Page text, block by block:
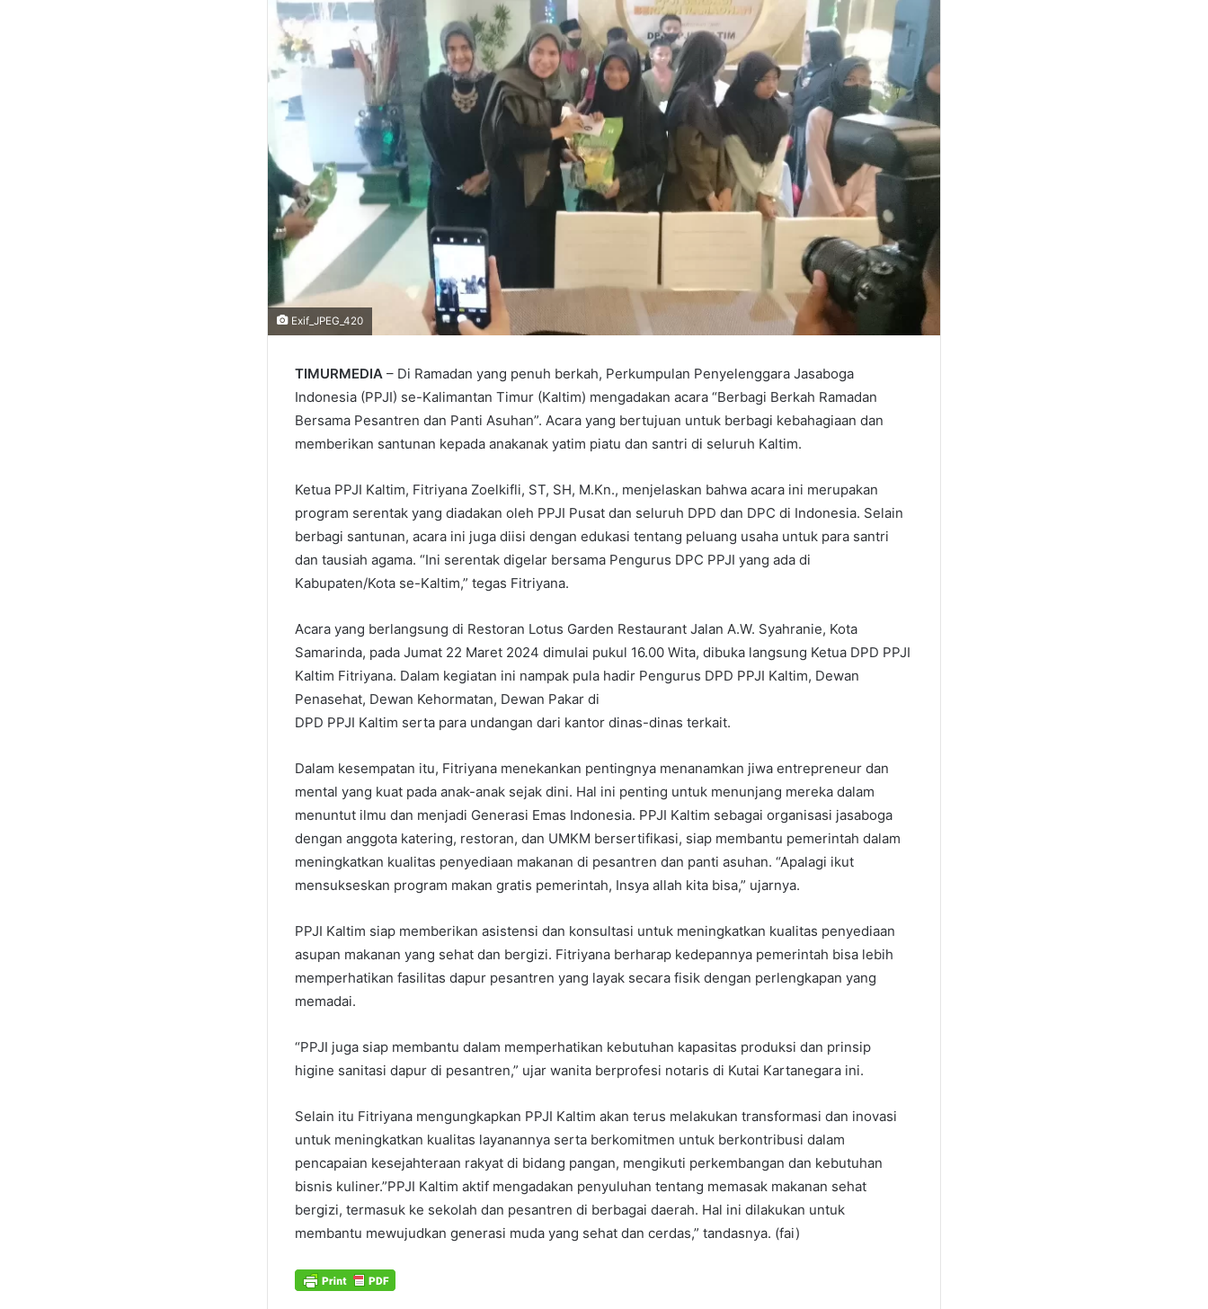
Exif_JPEG_420
TIMURMEDIA – Di Ramadan yang penuh berkah, Perkumpulan Penyelenggara Jasaboga
Indonesia (PPJI) se-Kalimantan Timur (Kaltim) mengadakan acara “Berbagi Berkah Ramadan
Bersama Pesantren dan Panti Asuhan”. Acara yang bertujuan untuk berbagi kebahagiaan dan
memberikan santunan kepada anakanak yatim piatu dan santri di seluruh Kaltim.
Ketua PPJI Kaltim, Fitriyana Zoelkifli, ST, SH, M.Kn., menjelaskan bahwa acara ini merupakan
program serentak yang diadakan oleh PPJI Pusat dan seluruh DPD dan DPC di Indonesia. Selain
berbagi santunan, acara ini juga diisi dengan edukasi tentang peluang usaha untuk para santri
dan tausiah agama. “Ini serentak digelar bersama Pengurus DPC PPJI yang ada di
Kabupaten/Kota se-Kaltim,” tegas Fitriyana.
Acara yang berlangsung di Restoran Lotus Garden Restaurant Jalan A.W. Syahranie, Kota
Samarinda, pada Jumat 22 Maret 2024 dimulai pukul 16.00 Wita, dibuka langsung Ketua DPD PPJI
Kaltim Fitriyana. Dalam kegiatan ini nampak pula hadir Pengurus DPD PPJI Kaltim, Dewan
Penasehat, Dewan Kehormatan, Dewan Pakar di
DPD PPJI Kaltim serta para undangan dari kantor dinas-dinas terkait.
Dalam kesempatan itu, Fitriyana menekankan pentingnya menanamkan jiwa entrepreneur dan
mental yang kuat pada anak-anak sejak dini. Hal ini penting untuk menunjang mereka dalam
menuntut ilmu dan menjadi Generasi Emas Indonesia. PPJI Kaltim sebagai organisasi jasaboga
dengan anggota katering, restoran, dan UMKM bersertifikasi, siap membantu pemerintah dalam
meningkatkan kualitas penyediaan makanan di pesantren dan panti asuhan. “Apalagi ikut
mensukseskan program makan gratis pemerintah, Insya allah kita bisa,” ujarnya.
PPJI Kaltim siap memberikan asistensi dan konsultasi untuk meningkatkan kualitas penyediaan
asupan makanan yang sehat dan bergizi. Fitriyana berharap kedepannya pemerintah bisa lebih
memperhatikan fasilitas dapur pesantren yang layak secara fisik dengan perlengkapan yang
memadai.
“PPJI juga siap membantu dalam memperhatikan kebutuhan kapasitas produksi dan prinsip
higine sanitasi dapur di pesantren,” ujar wanita berprofesi notaris di Kutai Kartanegara ini.
Selain itu Fitriyana mengungkapkan PPJI Kaltim akan terus melakukan transformasi dan inovasi
untuk meningkatkan kualitas layanannya serta berkomitmen untuk berkontribusi dalam
pencapaian kesejahteraan rakyat di bidang pangan, mengikuti perkembangan dan kebutuhan
bisnis kuliner.”PPJI Kaltim aktif mengadakan penyuluhan tentang memasak makanan sehat
bergizi, termasuk ke sekolah dan pesantren di berbagai daerah. Hal ini dilakukan untuk
membantu mewujudkan generasi muda yang sehat dan cerdas,” tandasnya. (fai)